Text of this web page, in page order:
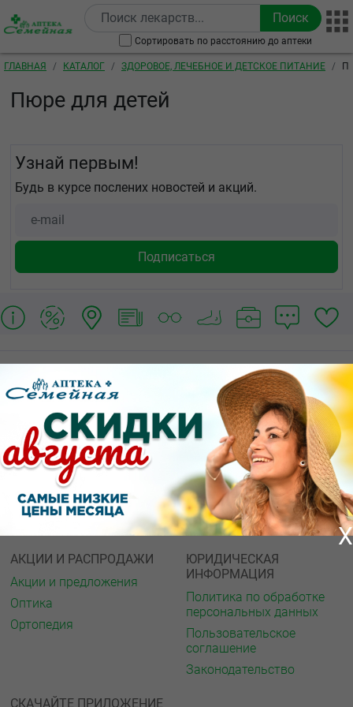
Сортировать по расстоянию до аптеки
Строка навигации
ГЛАВНАЯ КАТАЛОГ ЗДОРОВОЕ, ЛЕЧЕБНОЕ И ДЕТСКОЕ ПИТАНИЕ
Пюре для детей
Узнай первым!
Будь в курсе послених новостей и акций.
X
О КОМПАНИИ
О нас
Акции
Архив акций
Новости
Вакансии
Контакты
ИНФОРМАЦИЯ
Аптечная справка
Адреса аптек
Спорт и фитнес
Газета
Интернет ресурсы
Мед. учреждения
Обратная связь
АКЦИИ И РАСПРОДАЖИ
Акции и предложения
Оптика
Ортопедия
ЮРИДИЧЕСКАЯ
ИНФОРМАЦИЯ
Политика по обработке
персональных данных
Пользовательское
соглашение
Законодательство
СКАЧАЙТЕ ПРИЛОЖЕНИЕ